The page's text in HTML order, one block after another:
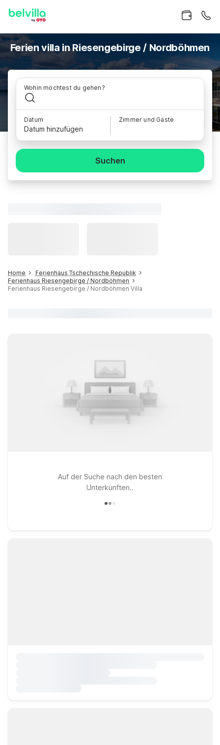
Ferien villa in Riesengebirge / Nordböhmen
Wohin möchtest du gehen?
Datum
Datum hinzufügen
Zimmer und Gäste
Suchen
Home
Ferienhaus Tschechische Republik
Ferienhaus Riesengebirge / Nordböhmen
Ferienhaus Riesengebirge / Nordböhmen Villa
Auf der Suche nach den besten
Unterkünften..